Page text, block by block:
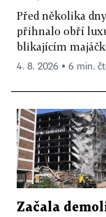
Před několika
přihnalo obří
blikajícím
4. 8. 2026 ▪ 6 min.
Začala